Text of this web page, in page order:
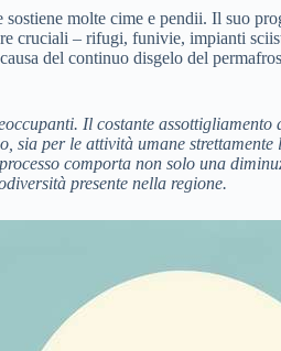
molte cime e pendii. Il suo
cruciali – rifugi, funivie, impianti
del continuo disgelo del
Il costante assottigliamento
, sia per le attività umane
comporta non solo una
presente nella regione.